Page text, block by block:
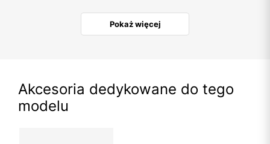
Pokaż więcej
Akcesoria dedykowane do tego
modelu